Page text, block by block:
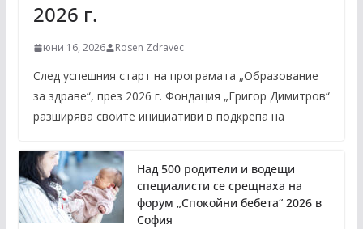
2026 г.
юни 16, 2026 Rosen Zdravec
След успешния старт на програмата „Образование
за здраве“, през 2026 г. Фондация „Григор Димитров“
разширява своите инициативи в подкрепа на
Над 500 родители и водещи
специалисти се срещнаха на
форум „Спокойни бебета“ 2026 в
София